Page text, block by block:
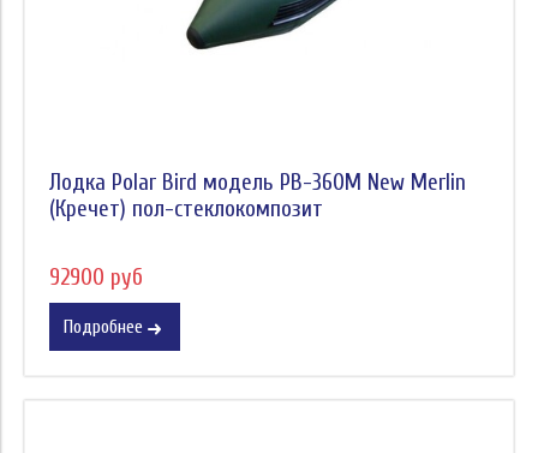
Лодка Polar Bird модель PB-360M New Merlin
(Кречет) пол-стеклокомпозит
92900 руб
Подробнее